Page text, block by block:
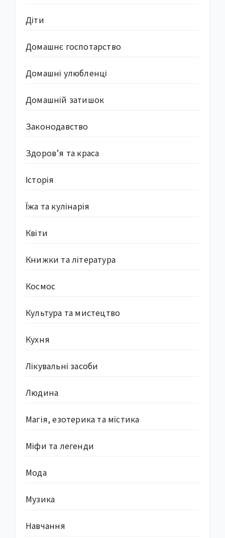
Діти
Домашнє госпотарство
Домашні улюбленці
Домашній затишок
Законодавство
Здоров’я та краса
Історія
Їжа та кулінарія
Квіти
Книжки та література
Космос
Культура та мистецтво
Кухня
Лікувальні засоби
Людина
Магія, езотерика та містика
Міфи та легенди
Мода
Музика
Навчання